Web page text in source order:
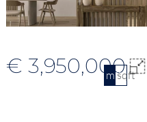
€ 3,950,000
m2sqft